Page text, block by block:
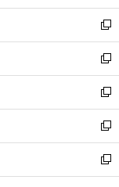
開
く
ウ
で
開
く
ン
ド
ウ
で
開
く
ウ
ィ
ン
ド
ウ
で
開
く
新
し
い
ウ
ィ
ン
ド
ウ
で
開
新
し
い
ウ
ィ
ン
ド
ウ
新
し
い
ウ
ィ
ン
新
し
い
ウ
新
し